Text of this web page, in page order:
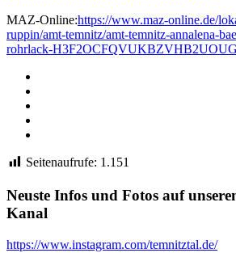
MAZ-Online:https://www.maz-online.de/
ruppin/amt-temnitz/amt-temnitz-annalena-
rohrlack-
Seitenaufrufe: 1.151
Neuste Infos und Fotos auf
Kanal
https://www.instagram.com/temnitztal.de/